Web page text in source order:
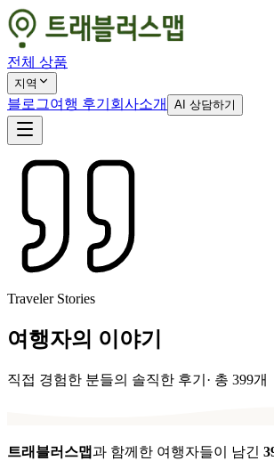
전체 상품
지역
블로그여행 후기 회사소개 AI 상담하기
Traveler Stories
여행자의 이야기
직접 경험한 분들의 솔직한 후기 · 총 399개
트래블러스맵과 함께한 여행자들이 남긴